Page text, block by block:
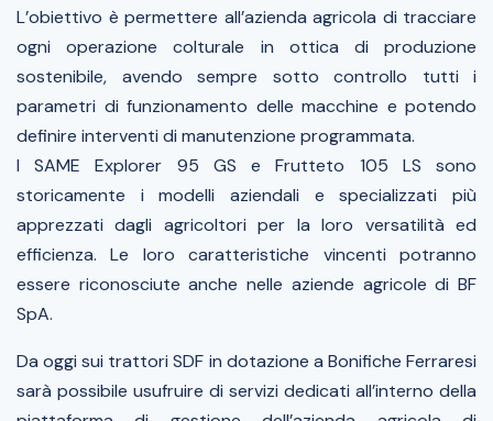
L’obiettivo è permettere all’azienda agricola di tracciare
ogni operazione colturale in ottica di produzione
sostenibile, avendo sempre sotto controllo tutti i
parametri di funzionamento delle macchine e potendo
definire interventi di manutenzione programmata.
I SAME Explorer 95 GS e Frutteto 105 LS sono
storicamente i modelli aziendali e specializzati più
apprezzati dagli agricoltori per la loro versatilità ed
efficienza. Le loro caratteristiche vincenti potranno
essere riconosciute anche nelle aziende agricole di BF
SpA.
Da oggi sui trattori SDF in dotazione a Bonifiche Ferraresi
sarà possibile usufruire di servizi dedicati all’interno della